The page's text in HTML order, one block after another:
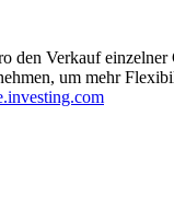
Verkauf
um mehr